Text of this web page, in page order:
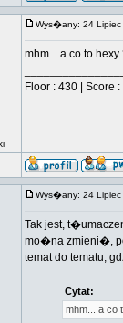
Wys�any: 24
mhm... a co to hexy
Floor : 430 | Score
Wys�any: 24
Tak jest,
mo�na zmieni�,
temat do tematu,
Cytat:
mhm... a co